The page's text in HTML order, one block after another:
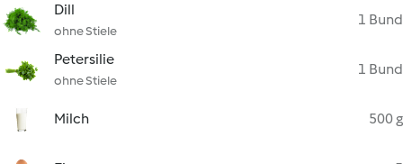
Dill
ohne Stiele
1 Bund
Petersilie
ohne Stiele
1 Bund
Milch 500 g